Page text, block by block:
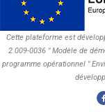
Cette plateforme est
2.009-0036 " Modèle de
programme opérationnel "